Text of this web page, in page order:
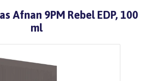
Afnan 9PM Rebel EDP, 100
ml